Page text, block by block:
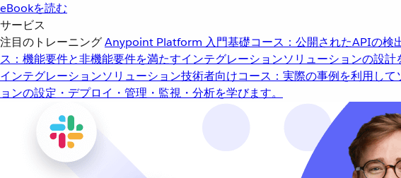
eBookを読む
サービス
注目のトレーニングAnypoint Platform 入門基礎コース：公開されたAPIの検
ス：機能要件と非機能要件を満たすインテグレーションソリューションの設計
インテグレーションソリューション技術者向けコース：実際の事例を利用して
ョンの設定・デプロイ・管理・監視・分析を学びます。